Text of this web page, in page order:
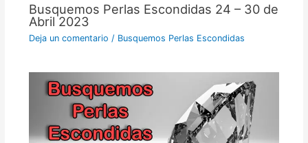
Busquemos Perlas Escondidas 24 – 30 de
Abril 2023
Deja un comentario / Busquemos Perlas Escondidas